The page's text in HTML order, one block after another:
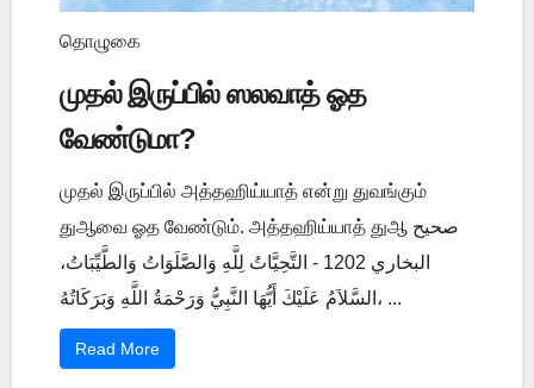
தொழுகை
முதல் இருப்பில் ஸலவாத் ஓத
வேண்டுமா?
முதல் இருப்பில் அத்தஹிய்யாத் என்று துவங்கும்
துஆவை ஓத வேண்டும். அத்தஹிய்யாத் துஆ صحيح
البخاري 1202 - التَّحِيَّاتُ لِلَّهِ وَالصَّلَوَاتُ وَالطَّيِّبَاتُ،
السَّلاَمُ عَلَيْكَ أَيُّهَا النَّبِيُّ وَرَحْمَةُ اللَّهِ وَبَرَكَاتُهُ، ...
Read More